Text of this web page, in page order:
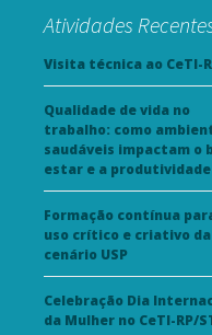
Atividades
Visita técnica ao CeTI-
Qualidade de vida no
trabalho: como
saudáveis impactam o
estar e a produtividade
Formação contínua
uso crítico e criativo da
cenário USP
Celebração Dia
da Mulher no CeTI-RP/